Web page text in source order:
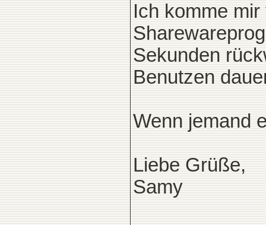
Ich komme
Sekunden
Benutzen
Wenn jemand
Liebe Grüße,
Samy